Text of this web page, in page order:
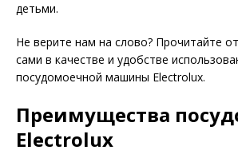
детьми.
Не верите нам на слово? Прочитайте
сами в качестве и удобстве
посудомоечной машины Electrolux.
Преимущества
Electrolux